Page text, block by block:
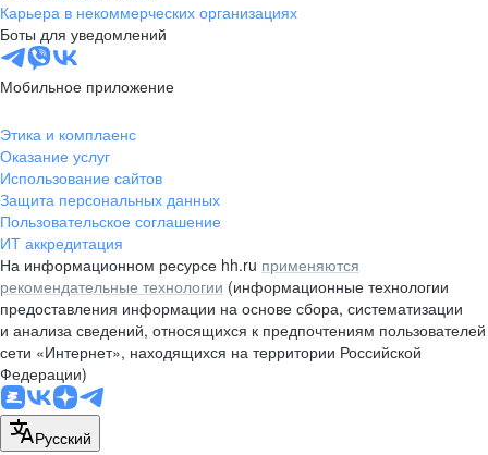
Минск
пр-т Дзержинского, д. 57,
10 этаж, помещение 45-1
pr@rabota.by
Алматы
пр. Абая, д. 151, БЦ Алатау,
12 этаж, офис 1209
+7 727 232-13-13
pr@headhunter.com.kz
Карьера в некоммерческих организациях
Боты для уведомлений
Мобильное приложение
Этика и комплаенс
Оказание услуг
Использование сайтов
Защита персональных данных
Пользовательское соглашение
ИТ аккредитация
На информационном ресурсе hh.ru применяются
рекомендательные технологии (информационные технологии
предоставления информации на основе сбора, систематизации
и анализа сведений, относящихся к предпочтениям пользователей
сети «Интернет», находящихся на территории Российской
Федерации)
Русский